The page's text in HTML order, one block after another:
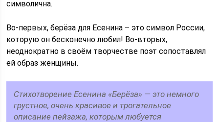
символична.
Во-первых, берёза для Есенина – это символ России,
которую он бесконечно любил! Во-вторых,
неоднократно в своём творчестве поэт сопоставлял
ей образ женщины.
Стихотворение Есенина «Берёза» — это немного
грустное, очень красивое и трогательное
описание пейзажа, которым любуется